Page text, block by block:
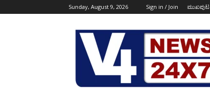
Sunday, August 9, 2026 Sign in / Join ಮುಖಪುಟ